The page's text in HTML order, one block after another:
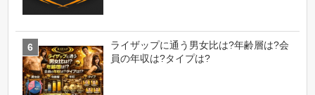
ライザップに通う男女比は?年齢層は?会
員の年収は?タイプは?